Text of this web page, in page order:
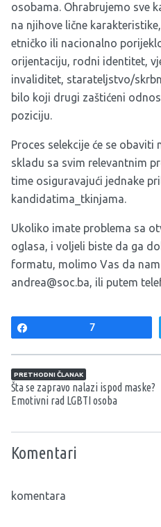
osobama. Ohrabrujemo sve
na njihove lične
etničko ili nacionalno
orijentaciju, rodni identitet,
invaliditet, starateljstvo/
bilo koji drugi zaštićeni
poziciju.
Proces selekcije će se
skladu sa svim relevantnim
time osiguravajući jednake
kandidatima_tkinjama.
Ukoliko imate problema sa
oglasa, i voljeli biste da ga
formatu, molimo Vas da
andrea@soc.ba, ili putem
7
Navigacija članaka
PRETHODNI ČLANAK
Šta se zapravo nalazi ispod maske?
Emotivni rad LGBTI osoba
Komentari
komentara